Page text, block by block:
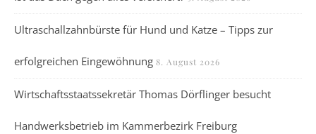
Ultraschallzahnbürste für Hund und Katze – Tipps zur
erfolgreichen Eingewöhnung 8. August 2026
Wirtschaftsstaatssekretär Thomas Dörflinger besucht
Handwerksbetrieb im Kammerbezirk Freiburg